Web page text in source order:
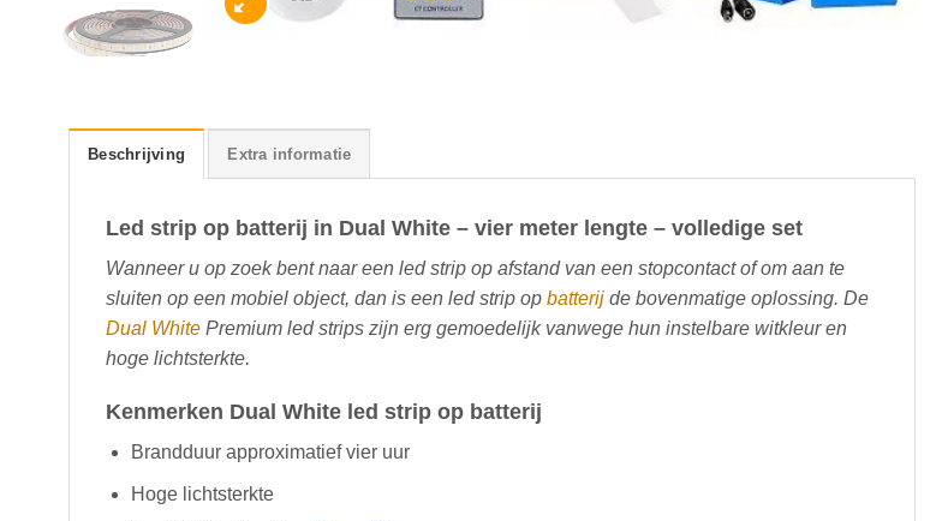
Beschrijving Extra informatie
Led strip op batterij in Dual White – vier meter lengte – volledige set
Wanneer u op zoek bent naar een led strip op afstand van een stopcontact of om aan te
sluiten op een mobiel object, dan is een led strip op batterij de bovenmatige oplossing. De
Dual White Premium led strips zijn erg gemoedelijk vanwege hun instelbare witkleur en
hoge lichtsterkte.
Kenmerken Dual White led strip op batterij
Brandduur approximatief vier uur
Hoge lichtsterkte